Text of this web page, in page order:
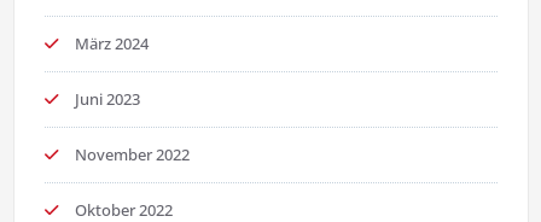
März 2024
Juni 2023
November 2022
Oktober 2022